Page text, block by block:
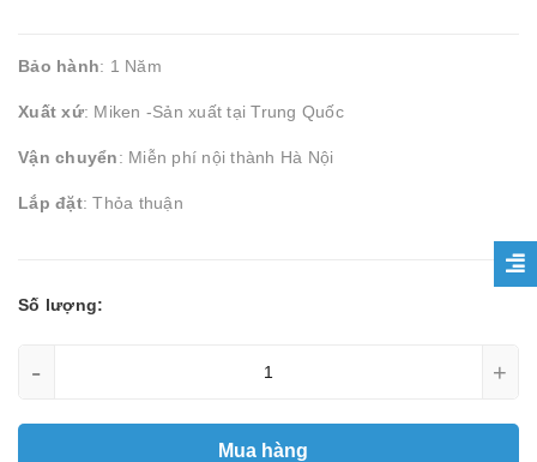
Bảo hành: 1 Năm
Xuất xứ: Miken -Sản xuất tại Trung Quốc
Vận chuyển: Miễn phí nội thành Hà Nội
Lắp đặt: Thỏa thuận
Số lượng:
- +
Mua hàng